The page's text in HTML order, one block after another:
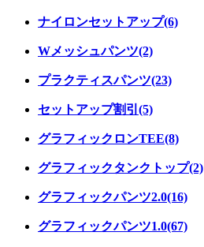
ナイロンセットアップ(6)
Wメッシュパンツ(2)
プラクティスパンツ(23)
セットアップ割引(5)
グラフィックロンTEE(8)
グラフィックタンクトップ(2)
グラフィックパンツ2.0(16)
グラフィックパンツ1.0(67)